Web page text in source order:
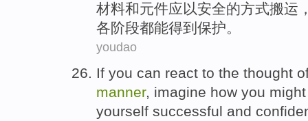
材料和元件应以安全的方式搬运
各阶段都能得到保护。
youdao
If you can react to the thought
manner, imagine how you might
yourself successful and